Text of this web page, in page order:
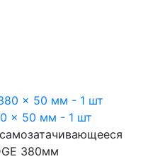
x 50 мм - 1 шт
380мм